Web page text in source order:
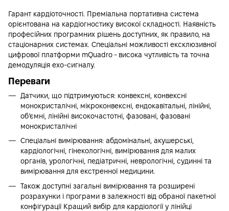
Гарант кардіоточності. Преміальна портативна система
орієнтована на кардіогностику високої складності. Наявність
професійних програмних рішень доступних, як правило, на
стаціонарних системах. Спеціальні можливості ексклюзивної
цифрової платформи mQuadro - висока чутливість та точна
демодуляція ехо-сигналу.
Переваги
Датчики, що підтримуються: конвексні, конвексні
монокристалічні, мікроконвексні, ендокавітальні, лінійні,
об’ємні, лінійні високочастотні, фазовані, фазовані
монокристалічні
Спеціальні вимірювання: абдомінальні, акушерські,
кардіологічні, гінекологічні, вимірювання для малих
органів, урологічні, педіатричні, неврологічні, судинні та
вимірювання для екстренної медицини.
Також доступні загальні вимірювання та розширені
розрахунки і програми в залежності від обраної пакетної
конфігурації Кращий вибір для кардіології у лінійці